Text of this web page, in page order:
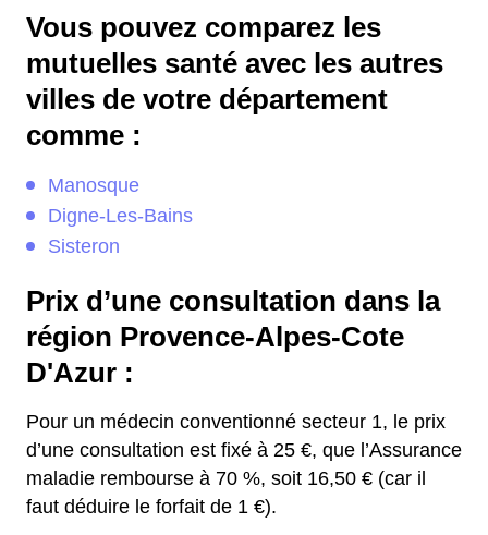
Vous pouvez comparez les
mutuelles santé avec les autres
villes de votre département
comme :
Manosque
Digne-Les-Bains
Sisteron
Prix d’une consultation dans la
région Provence-Alpes-Cote
D'Azur :
Pour un médecin conventionné secteur 1, le prix
d’une consultation est fixé à 25 €, que l’Assurance
maladie rembourse à 70 %, soit 16,50 € (car il
faut déduire le forfait de 1 €).